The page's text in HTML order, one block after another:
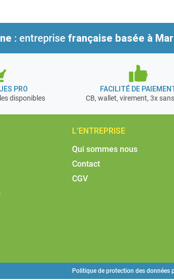
: entreprise française basée à
PRO
disponibles
FACILITÉ DE
CB, wallet, virement, 3x
L'ENTREPRISE
Qui sommes nous
Contact
CGV
Politique de protection des données